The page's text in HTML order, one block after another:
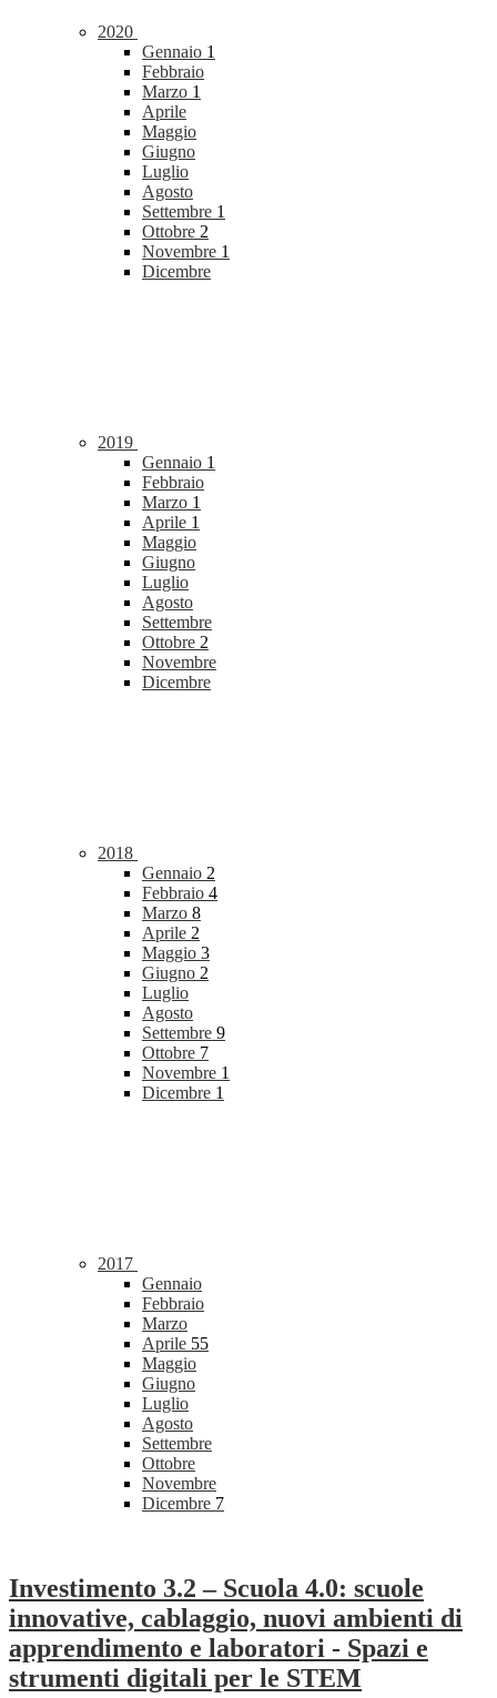
2020
Gennaio 1
Febbraio
Marzo 1
Aprile
Maggio
Giugno
Luglio
Agosto
Settembre 1
Ottobre 2
Novembre 1
Dicembre
2019
Gennaio 1
Febbraio
Marzo 1
Aprile 1
Maggio
Giugno
Luglio
Agosto
Settembre
Ottobre 2
Novembre
Dicembre
2018
Gennaio 2
Febbraio 4
Marzo 8
Aprile 2
Maggio 3
Giugno 2
Luglio
Agosto
Settembre 9
Ottobre 7
Novembre 1
Dicembre 1
2017
Gennaio
Febbraio
Marzo
Aprile 55
Maggio
Giugno
Luglio
Agosto
Settembre
Ottobre
Novembre
Dicembre 7
Investimento 3.2 – Scuola 4.0: scuole
innovative, cablaggio, nuovi ambienti di
apprendimento e laboratori - Spazi e
strumenti digitali per le STEM